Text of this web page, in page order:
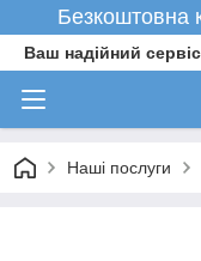
Безкоштовна
Ваш надійний
Наші послуги